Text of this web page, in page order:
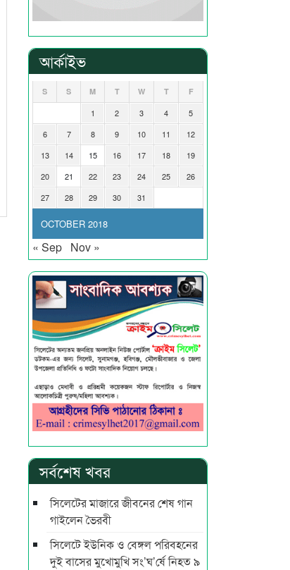
আর্কাইভ
OCTOBER 2018
S S M T W T F
1 2 3 4
5
6
7 8 9 10 11
12
13
14 15 16 17 18
19
20
21 22 23 24 25
26
27
28 29 30 31
« Sep Nov »
সর্বশেষ খবর
সিলেটের মাজারে জীবনের শেষ গান
গাইলেন ভৈরবী
সিলেটে ইউনিক ও বেঙ্গল পরিবহনের
দুই বাসের মুখোমুখি সং’ঘ’র্ষে নিহত ৯